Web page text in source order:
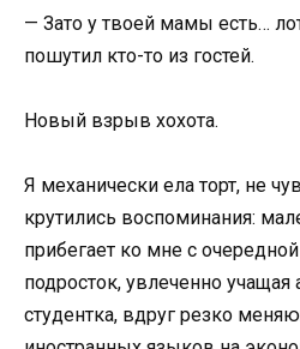
— Зато у твоей мамы есть…
пошутил кто-то из гостей.
Новый взрыв хохота.
Я механически ела торт, не
крутились воспоминания:
прибегает ко мне с
подросток, увлеченно учащая
студентка, вдруг резко